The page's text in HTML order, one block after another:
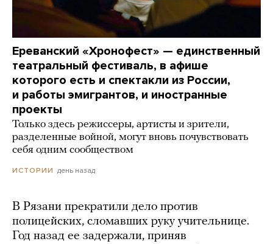
Ереванский «Хронофест» — единственный
театральный фестиваль, в афише
которого есть и спектакли из России,
и работы эмигрантов, и иностранные
проекты
Только здесь режиссеры, артисты и зрители,
разделенные войной, могут вновь почувствовать
себя одним сообществом
ИСТОРИИ день назад
В Рязани прекратили дело против
полицейских, сломавших руку учительнице.
Год назад ее задержали, приняв